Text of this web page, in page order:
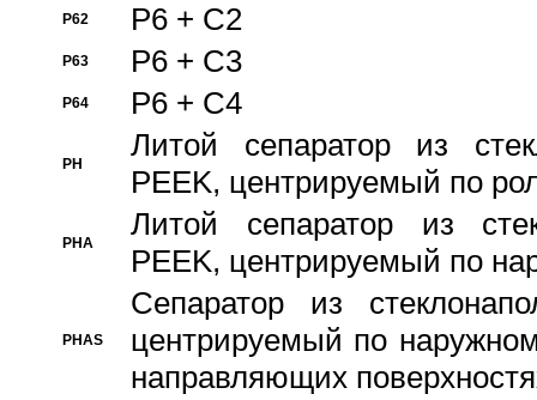
P62 P6 + C2
P63 P6 + C3
P64 P6 + C4
PH
Литой сепаратор из
PEEK, центрируемый по
PHA
Литой сепаратор из
PEEK, центрируемый по
PHAS
Сепаратор из
центрируемый по
направляющих